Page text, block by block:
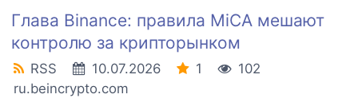
Глава Binance: правила MiCA мешают
контролю за крипторынком
RSS 10.07.2026 1
102
ru.beincrypto.com